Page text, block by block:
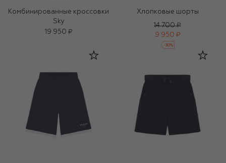
Комбинированные кроссовки
Sky
19 950 ₽
Хлопковые шорты
14 700 ₽
9 950 ₽
-30%